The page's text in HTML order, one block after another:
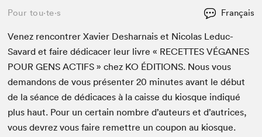
Pour tou⋅te⋅s Français
Venez ren­con­tr­er Xavier Deshar­nais et Nico­las Leduc-
Savard et faire dédi­cac­er leur livre « RECETTES VÉGANES
POUR GENS ACT­IFS » chez KO ÉDI­TIONS. Nous vous
deman­dons de vous présen­ter20 min­utes avant le début
de la séance de dédi­caces à la caisse du kiosque indiqué
plus haut. Pour un cer­tain nom­bre d’auteurs et d’autrices,
vous devrez vous faire remet­tre un coupon au kiosque.